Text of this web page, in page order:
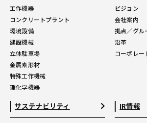
工作機器
コンクリートプラント
環境設備
建設機械
立体駐車場
金属素形材
特殊工作機械
理化学機器
ビジョン
会社案内
拠点／グル
沿革
コーポレー
サステナビリティ IR情報